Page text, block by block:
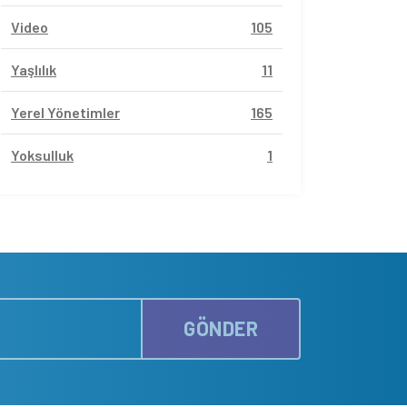
Video 105
Yaşlılık 11
Yerel Yönetimler 165
Yoksulluk 1
GÖNDER